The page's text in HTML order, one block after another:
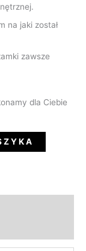
na jaki został
zawsze
dla Ciebie